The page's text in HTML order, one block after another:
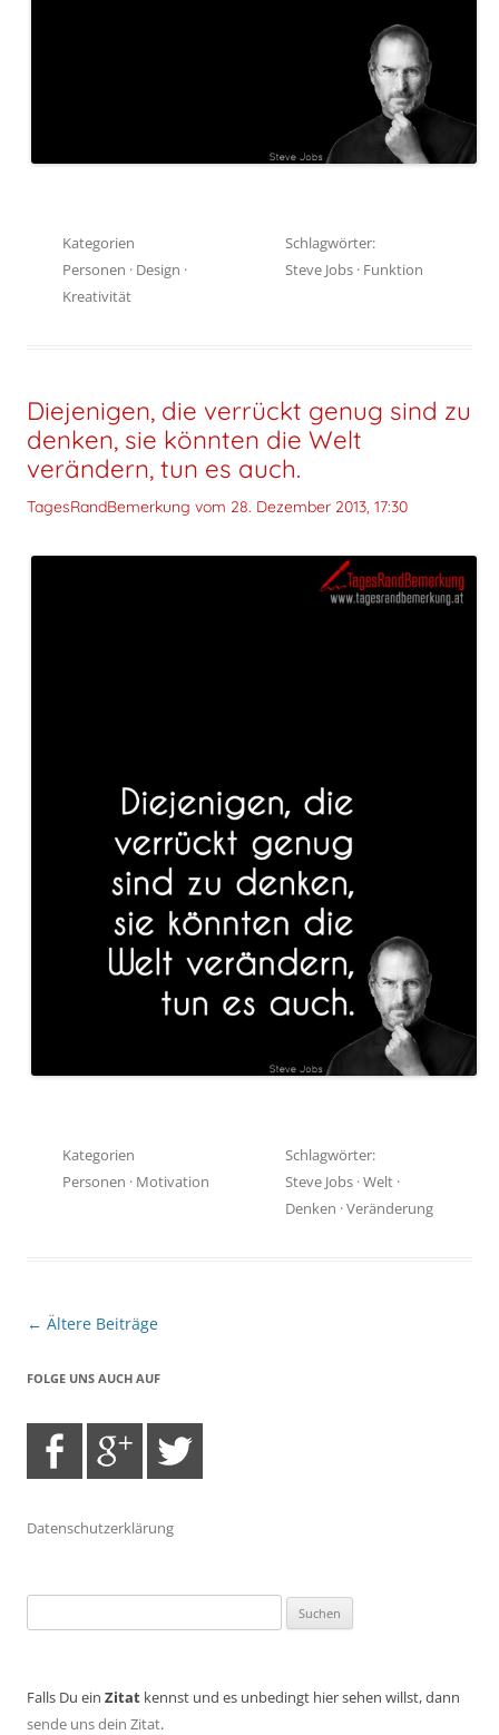
Kategorien
Personen · Design ·
Kreativität
Schlagwörter:
Steve Jobs · Funktion
Diejenigen, die verrückt genug sind zu
denken, sie könnten die Welt
verändern, tun es auch.
TagesRandBemerkung vom 28. Dezember 2013, 17:30
Kategorien
Personen · Motivation
Schlagwörter:
Steve Jobs ·Welt ·
Denken ·Veränderung
Beitragsnavigation
← Ältere Beiträge
FOLGE UNS AUCH AUF
Datenschutzerklärung
nach:
Falls Du ein Zitat kennst und es unbedingt hier sehen willst, dann
sende uns dein Zitat.